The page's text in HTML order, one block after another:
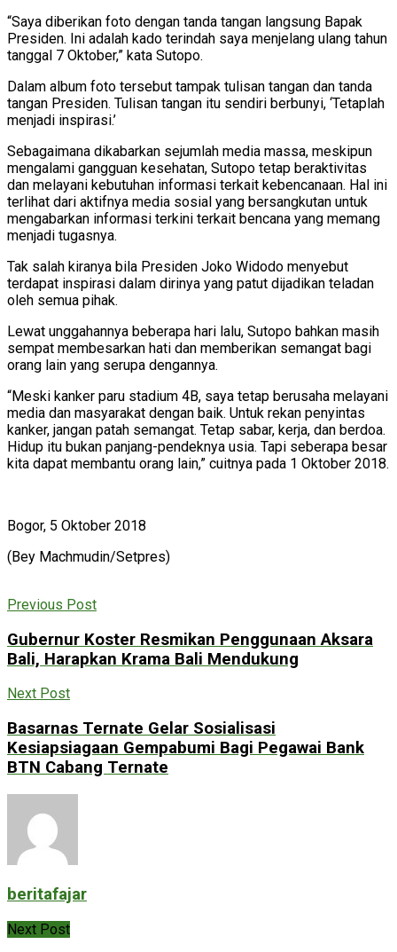
“Saya diberikan foto dengan tanda tangan langsung Bapak
Presiden. Ini adalah kado terindah saya menjelang ulang tahun
tanggal 7 Oktober,” kata Sutopo.
Dalam album foto tersebut tampak tulisan tangan dan tanda
tangan Presiden. Tulisan tangan itu sendiri berbunyi, ‘Tetaplah
menjadi inspirasi.’
Sebagaimana dikabarkan sejumlah media massa, meskipun
mengalami gangguan kesehatan, Sutopo tetap beraktivitas
dan melayani kebutuhan informasi terkait kebencanaan. Hal ini
terlihat dari aktifnya media sosial yang bersangkutan untuk
mengabarkan informasi terkini terkait bencana yang memang
menjadi tugasnya.
Tak salah kiranya bila Presiden Joko Widodo menyebut
terdapat inspirasi dalam dirinya yang patut dijadikan teladan
oleh semua pihak.
Lewat unggahannya beberapa hari lalu, Sutopo bahkan masih
sempat membesarkan hati dan memberikan semangat bagi
orang lain yang serupa dengannya.
“Meski kanker paru stadium 4B, saya tetap berusaha melayani
media dan masyarakat dengan baik. Untuk rekan penyintas
kanker, jangan patah semangat. Tetap sabar, kerja, dan berdoa.
Hidup itu bukan panjang-pendeknya usia. Tapi seberapa besar
kita dapat membantu orang lain,” cuitnya pada 1 Oktober 2018.
Bogor, 5 Oktober 2018
(Bey Machmudin/Setpres)
Previous Post
Gubernur Koster Resmikan Penggunaan Aksara
Bali, Harapkan Krama Bali Mendukung
Next Post
Basarnas Ternate Gelar Sosialisasi
Kesiapsiagaan Gempabumi Bagi Pegawai Bank
BTN Cabang Ternate
beritafajar
Next Post